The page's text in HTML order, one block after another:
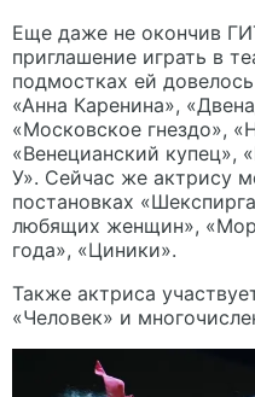
Еще даже не окончив
приглашение играть в
подмостках ей
«Анна Каренина»,
«Московское гнездо»,
«Венецианский купец»,
У». Сейчас же актрису
постановках
любящих женщин»,
года», «Циники».
Также актриса
«Человек» и